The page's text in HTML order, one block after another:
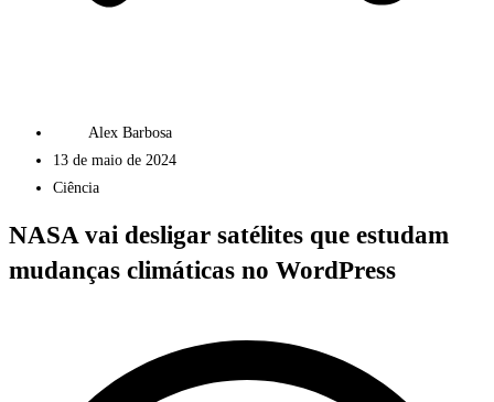
Alex Barbosa
13 de maio de 2024
Ciência
NASA vai desligar satélites que estudam
mudanças climáticas no WordPress